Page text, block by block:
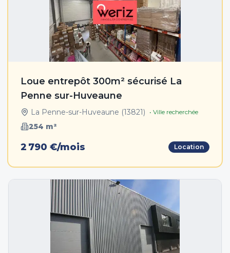
Loue entrepôt 300m² sécurisé La
Penne sur-Huveaune
La Penne-sur-Huveaune (13821) • Ville recherchée
254 m²
2 790 €/mois Location